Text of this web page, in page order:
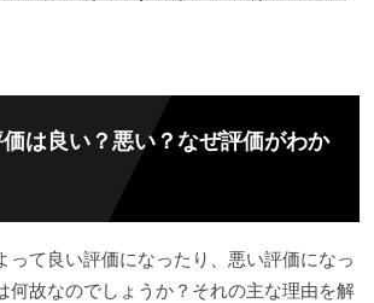
は良い？悪い？なぜ評価がわか
って良い評価になったり、悪い評価になっ
何故なのでしょうか？それの主な理由を解